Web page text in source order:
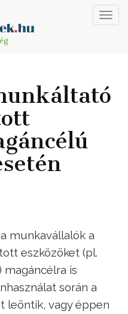
munkavállalók a
eszközöket (pl.
is
során a
leöntik, vagy éppen